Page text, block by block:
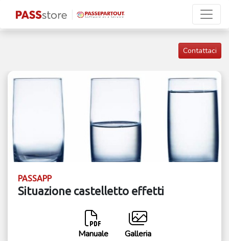
Contattaci
PASSAPP
Situazione castelletto effetti
Manuale Galleria